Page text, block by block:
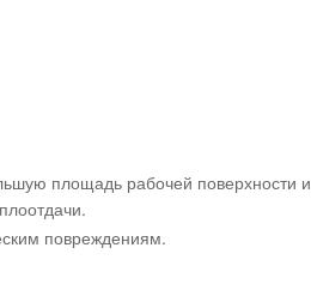
площадь рабочей поверхности и
повреждениям.